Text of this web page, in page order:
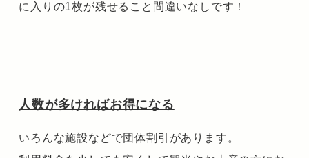
に入りの1枚が残せること間違いなしです！
人数が多ければお得になる
いろんな施設などで団体割引があります。